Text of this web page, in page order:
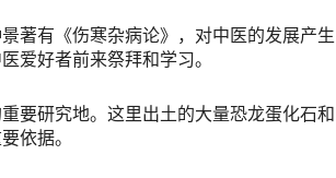
著有《伤寒杂病论》，对中医的发展产生
爱好者前来祭拜和学习。
要研究地。这里出土的大量恐龙蛋化石和
依据。